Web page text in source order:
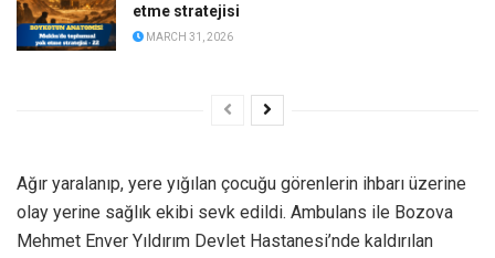
etme stratejisi
MARCH 31, 2026
Ağır yaralanıp, yere yığılan çocuğu görenlerin ihbarı üzerine
olay yerine sağlık ekibi sevk edildi. Ambulans ile Bozova
Mehmet Enver Yıldırım Devlet Hastanesi’nde kaldırılan